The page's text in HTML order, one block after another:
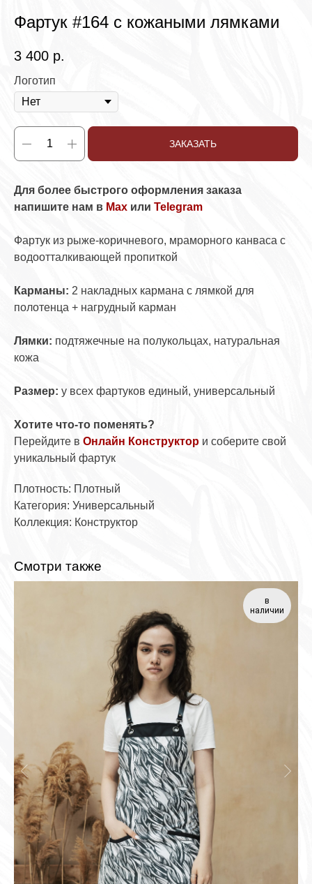
Фартук #164 с кожаными лямками
3 400 р.
Логотип
ЗАКАЗАТЬ
Для более быстрого оформления заказа
напишите нам в Max или Telegram
Фартук из рыже-коричневого, мраморного канваса с
водоотталкивающей пропиткой
Карманы: 2 накладных кармана с лямкой для
полотенца + нагрудный карман
Лямки: подтяжечные на полукольцах, натуральная
кожа
Размер: у всех фартуков единый, универсальный
Хотите что-то поменять?
Перейдите в Онлайн Конструктор и соберите свой
уникальный фартук
Плотность: Плотный
Категория: Универсальный
Коллекция: Конструктор
Смотри также
в
наличии